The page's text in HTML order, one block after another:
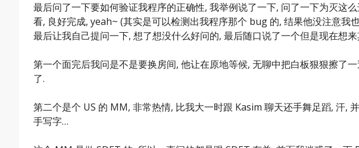
最后问了一下要如何验证我程序的正确性, 我举例说了一下, 问了一下为灭这
看, 良好完成, yeah~ (其实是可以检测出我程序那个 bug 的, 结果他没注意我
最后让我自己提问一下, 想了想没什么好问的, 最后随口说了一个但是现在想
第一个面完后我问是不是要换房间, 他让在原地等候, 无聊中把白板狠狠擦了
了.
第二个是个 US 的 MM, 非常热情, 比我大一时跟 Kasim 聊天还手舞足蹈, 汗,
手写字…